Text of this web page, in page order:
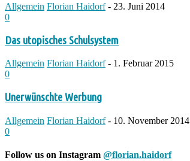
Allgemein Florian Haidorf - 23. Juni 2014
0
Das utopisches Schulsystem
Allgemein Florian Haidorf - 1. Februar 2015
0
Unerwünschte Werbung
Allgemein Florian Haidorf - 10. November 2014
0
Follow us on Instagram @florian.haidorf